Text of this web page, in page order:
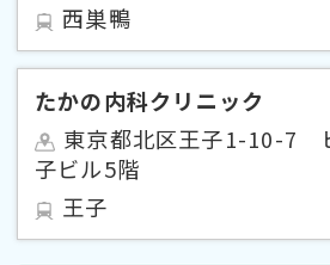
西巣鴨
たかの内科クリニック
東京都北区王子1-10-7
子ビル5階
王子